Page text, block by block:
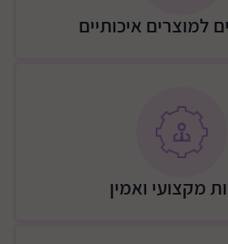
למוצרים איכותיים
מקצועי ואמין